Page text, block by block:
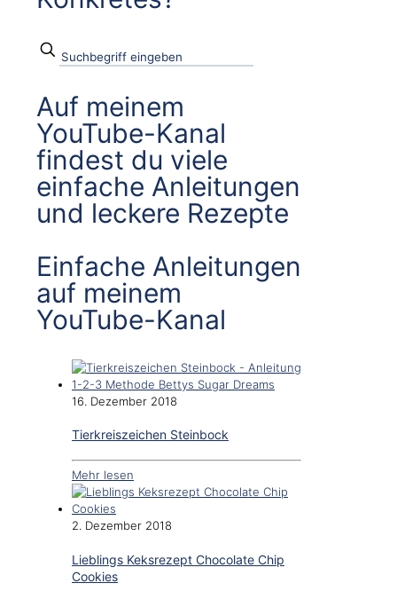
Auf meinem
YouTube-Kanal
findest du viele
einfache Anleitungen
und leckere Rezepte
Einfache Anleitungen
auf meinem
YouTube-Kanal
16. Dezember 2018
Tierkreiszeichen Steinbock
Mehr lesen
2. Dezember 2018
Lieblings Keksrezept Chocolate Chip
Cookies